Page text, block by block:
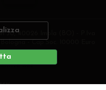
30, 40026 Imola (BO) - P.Iva
WEB